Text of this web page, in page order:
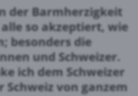
der Barmherzigkeit
so akzeptiert, wie
besonders die
und Schweizer.
ich dem Schweizer
Schweiz von ganzem